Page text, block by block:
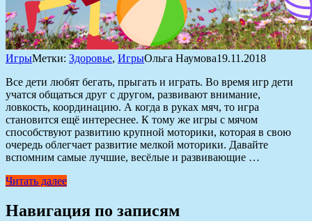
ИгрыМетки: Здоровье, ИгрыОльга Наумова19.11.2018
Все дети любят бегать, прыгать и играть. Во время игр дети
учатся общаться друг с другом, развивают внимание,
ловкость, координацию. А когда в руках мяч, то игра
становится ещё интереснее. К тому же игры с мячом
способствуют развитию крупной моторики, которая в свою
очередь облегчает развитие мелкой моторики. Давайте
вспомним самые лучшие, весёлые и развивающие …
Читать далее
Навигация по записям